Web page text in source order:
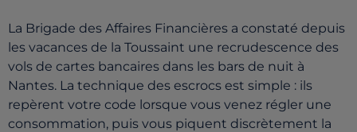
La Brigade des Affaires Financières a constaté depuis
les vacances de la Toussaint une recrudescence des
vols de cartes bancaires dans les bars de nuit à
Nantes. La technique des escrocs est simple : ils
repèrent votre code lorsque vous venez régler une
consommation, puis vous piquent discrètement la